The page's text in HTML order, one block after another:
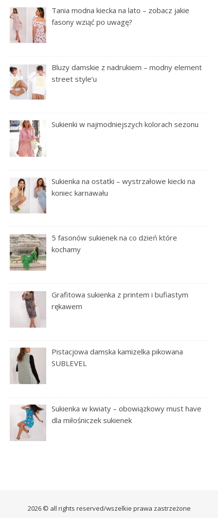
Tania modna kiecka na lato – zobacz jakie
fasony wziąć po uwagę?
Bluzy damskie z nadrukiem – modny element
street style’u
Sukienki w najmodniejszych kolorach sezonu
Sukienka na ostatki – wystrzałowe kiecki na
koniec karnawału
5 fasonów sukienek na co dzień które
kochamy
Grafitowa sukienka z printem i bufiastym
rękawem
Pistacjowa damska kamizelka pikowana
SUBLEVEL
Sukienka w kwiaty – obowiązkowy must have
dla miłośniczek sukienek
2026 © all rights reserved/wszelkie prawa zastrzeżone